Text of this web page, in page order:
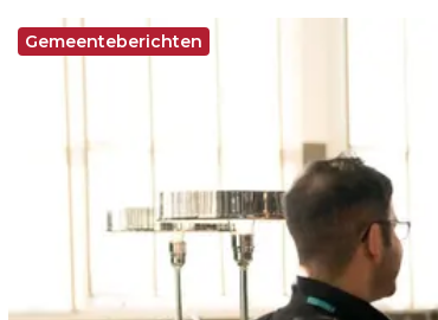
Gemeenteberichten